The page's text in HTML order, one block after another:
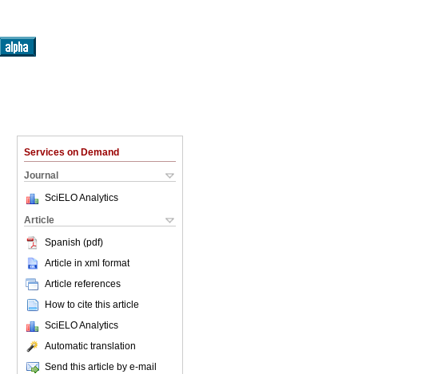
Services on Demand
Journal
SciELO Analytics
Article
Spanish (pdf)
Article in xml format
Article references
How to cite this article
SciELO Analytics
Automatic translation
Send this article by e-mail